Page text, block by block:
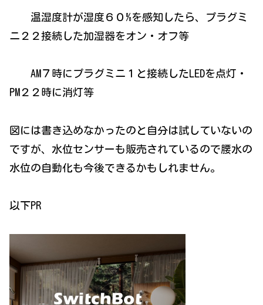
温湿度計が湿度６０%を感知したら、プラグミ
ニ２２接続した加湿器をオン・オフ等
AM７時にプラグミニ１と接続したLEDを点灯・
PM２２時に消灯等
図には書き込めなかったのと自分は試していないの
ですが、水位センサーも販売されているので腰水の
水位の自動化も今後できるかもしれません。
以下PR